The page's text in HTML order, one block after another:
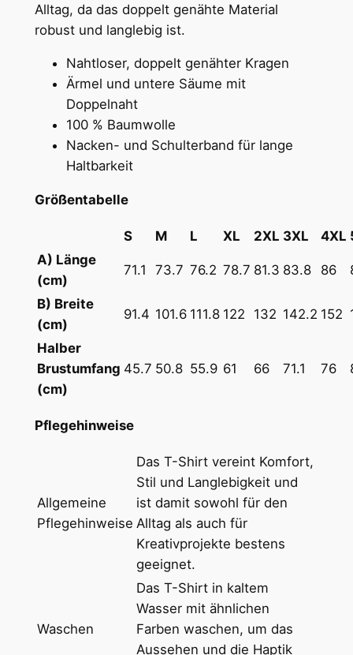
,
8
e
a
t
s
e
x
T
-
S
h
i
t
h
Alltag, da das doppelt genähte Material
robust und langlebig ist.
Nahtloser, doppelt genähter Kragen
Ärmel und untere Säume mit
Doppelnaht
100 % Baumwolle
Nacken- und Schulterband für lange
Haltbarkeit
Größentabelle
S M L XL 2XL 3XL 4XL
A) Länge
(cm)
71.1 73.7 76.2 78.7 81.3 83.8 86
B) Breite
(cm)
91.4 101.6 111.8 122 132 142.2 152
Halber
Brustumfang
(cm)
45.7 50.8 55.9 61 66 71.1 76
Pflegehinweise
Allgemeine
Pflegehinweise
Das T-Shirt vereint Komfort,
Stil und Langlebigkeit und
ist damit sowohl für den
Alltag als auch für
Kreativprojekte bestens
geeignet.
Waschen
Das T-Shirt in kaltem
Wasser mit ähnlichen
Farben waschen, um das
Aussehen und die Haptik